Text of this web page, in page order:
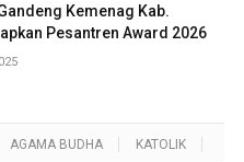
Kemenag Kab.
Pesantren Award 2026
AGAMA BUDHA KATOLIK